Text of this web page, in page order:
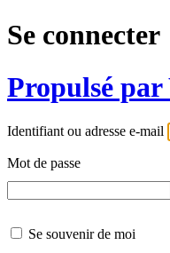
Se connecter
Propulsé par
Identifiant ou adresse e-mail
Mot de passe
Se souvenir de moi